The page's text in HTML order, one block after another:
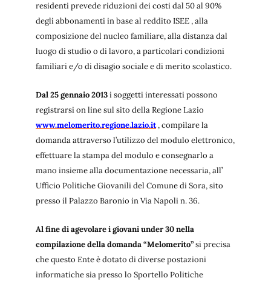
residenti prevede riduzioni dei costi dal 50 al 90%
degli abbonamenti in base al reddito ISEE , alla
composizione del nucleo familiare, alla distanza dal
luogo di studio o di lavoro, a particolari condizioni
familiari e/o di disagio sociale e di merito scolastico.
Dal 25 gennaio 2013i soggetti interessati possono
registrarsi on line sul sito della Regione Lazio
www.melomerito.regione.lazio.it, compilare la
domanda attraverso l’utilizzo del modulo elettronico,
effettuare la stampa del modulo e consegnarlo a
mano insieme alla documentazione necessaria, all’
Ufficio Politiche Giovanili del Comune di Sora, sito
presso il Palazzo Baronio in Via Napoli n. 36.
Al fine di agevolare i giovani under 30 nella
compilazione della domanda “Melomerito”si precisa
che questo Ente è dotato di diverse postazioni
informatiche sia presso lo Sportello Politiche